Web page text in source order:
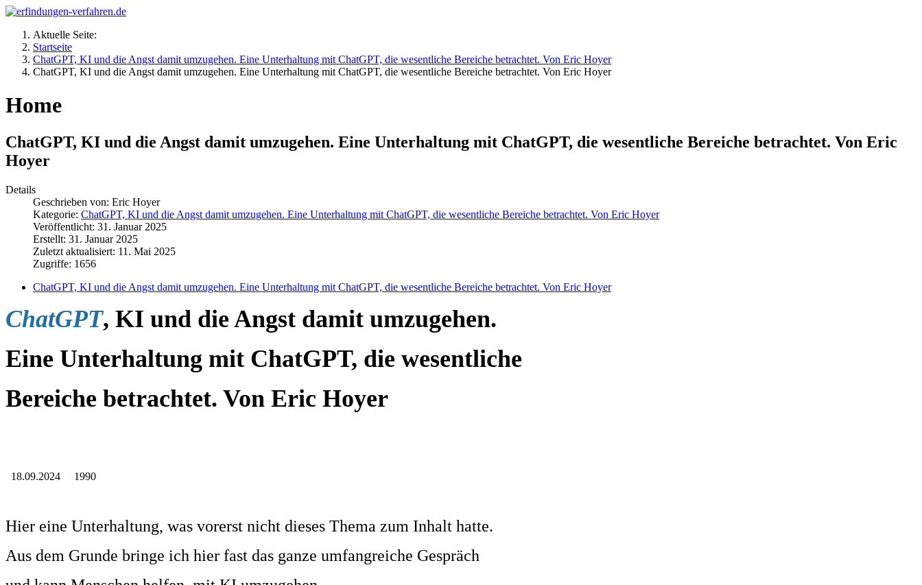
Aktuelle Seite:
Startseite
ChatGPT, KI und die Angst damit umzugehen. Eine Unterhaltung mit ChatGPT, die wesentliche Bereiche betrachtet. Von Eric Hoyer
ChatGPT, KI und die Angst damit umzugehen. Eine Unterhaltung mit ChatGPT, die wesentliche Bereiche betrachtet. Von Eric Hoyer
Home
ChatGPT, KI und die Angst damit umzugehen. Eine Unterhaltung mit ChatGPT, die wesentliche Bereiche betrachtet. Von Eric
Hoyer
Details
Geschrieben von: Eric Hoyer
Kategorie: ChatGPT, KI und die Angst damit umzugehen. Eine Unterhaltung mit ChatGPT, die wesentliche Bereiche betrachtet. Von Eric Hoyer
Veröffentlicht: 31. Januar 2025
Erstellt: 31. Januar 2025
Zuletzt aktualisiert: 11. Mai 2025
Zugriffe: 1656
ChatGPT, KI und die Angst damit umzugehen. Eine Unterhaltung mit ChatGPT, die wesentliche Bereiche betrachtet. Von Eric Hoyer
ChatGPT, KI und die Angst damit umzugehen.
Eine Unterhaltung mit ChatGPT, die wesentliche
Bereiche betrachtet. Von Eric Hoyer
18.09.2024 1990
Hier eine Unterhaltung, was vorerst nicht dieses Thema zum Inhalt hatte.
Aus dem Grunde bringe ich hier fast das ganze umfangreiche Gespräch